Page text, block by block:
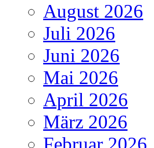
August 2026
Juli 2026
Juni 2026
Mai 2026
April 2026
März 2026